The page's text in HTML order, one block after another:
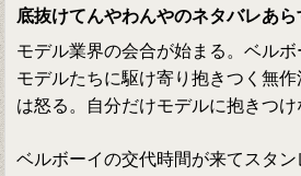
底抜けてんやわんやのネタバレあ
モデル業界の会合が始まる。ベル
モデルたちに駆け寄り抱きつく無
は怒る。自分だけモデルに抱きつけ
ベルボーイの交代時間が来てスタ